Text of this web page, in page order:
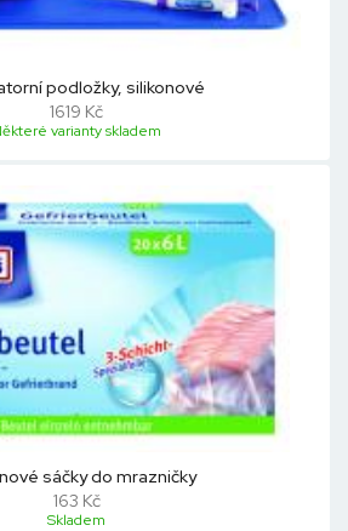
podložky, silikonové
1619 Kč
varianty skladem
sáčky do mrazničky
163 Kč
Skladem